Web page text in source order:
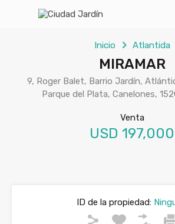
Inicio Atlantida
MIRAMAR
9, Roger Balet, Barrio Jardín,
Parque del Plata, Canelones,
Venta
USD 197,000
ID de la propiedad: